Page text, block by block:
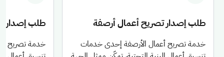
طلب إصدار تصريح أعمال أرصفة
خدمة تصريح أعمال الأرصفة إحدى خدمات
طلب إصدار
خدمة تصريح